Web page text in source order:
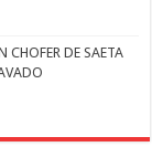
DE SAETA